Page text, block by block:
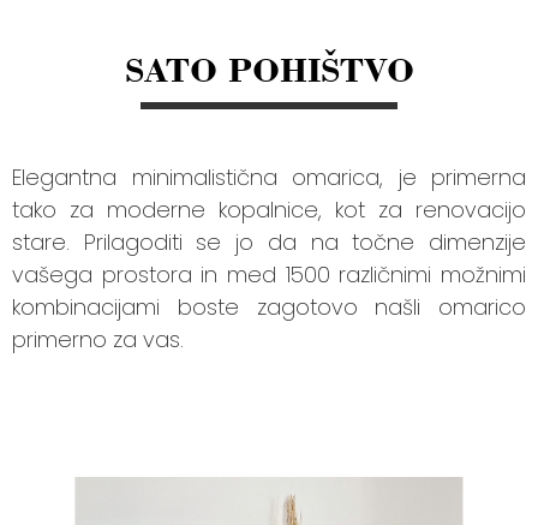
SATO POHIŠTVO
Elegantna minimalistična omarica, je primerna
tako za moderne kopalnice, kot za renovacijo
stare. Prilagoditi se jo da na točne dimenzije
vašega prostora in med 1500 različnimi možnimi
kombinacijami boste zagotovo našli omarico
primerno za vas.